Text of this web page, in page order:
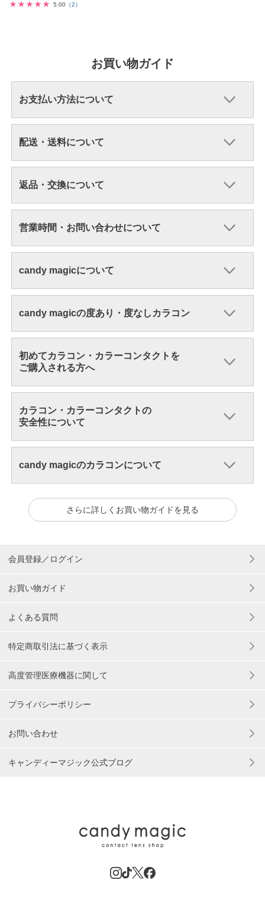
5.00 （2）
お買い物ガイド
お支払い方法について
配送・送料について
返品・交換について
営業時間・お問い合わせについて
candy magicについて
candy magicの度あり・度なしカラコン
初めてカラコン・カラーコンタクトを
ご購入される方へ
カラコン・カラーコンタクトの
安全性について
candy magicのカラコンについて
さらに詳しくお買い物ガイドを見る
会員登録／ログイン
お買い物ガイド
よくある質問
特定商取引法に基づく表示
高度管理医療機器に関して
プライバシーポリシー
お問い合わせ
キャンディーマジック公式ブログ